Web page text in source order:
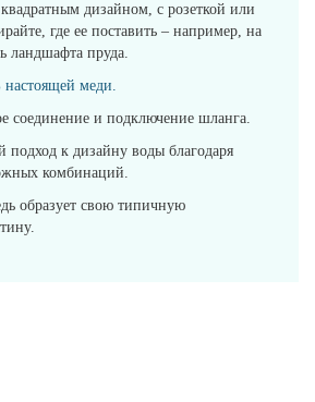
дизайном, с розеткой или
где ее поставить – например, на
ландшафта пруда.
настоящей меди.
соединение и подключение шланга.
подход к дизайну воды благодаря
комбинаций.
образует свою типичную